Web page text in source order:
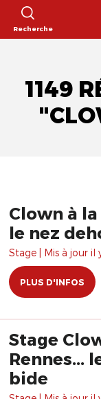
Recherche
1149
Clown à
le nez
Stage | Mis à jour il
PLUS D'INFOS
Stage
Rennes...
bide